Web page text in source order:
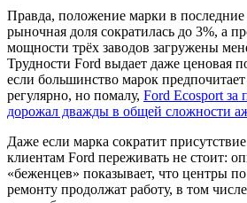
Правда, положение марки в последние
рыночная доля сократилась до 3%, а
мощности трёх заводов загружены
Трудности Ford выдает даже ценовая
если большинство марок
регулярно, но помалу, Ford Ecosport за
дорожал дважды в общей сложности
Даже если марка сократит
клиентам Ford переживать не стоит:
«беженцев» показывает, что центры
ремонту продолжат работу, в том